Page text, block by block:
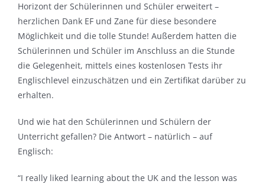
Horizont der Schülerinnen und Schüler erweitert –
herzlichen Dank EF und Zane für diese besondere
Möglichkeit und die tolle Stunde! Außerdem hatten die
Schülerinnen und Schüler im Anschluss an die Stunde
die Gelegenheit, mittels eines kostenlosen Tests ihr
Englischlevel einzuschätzen und ein Zertifikat darüber zu
erhalten.
Und wie hat den Schülerinnen und Schülern der
Unterricht gefallen? Die Antwort – natürlich – auf
Englisch:
“I really liked learning about the UK and the lesson was